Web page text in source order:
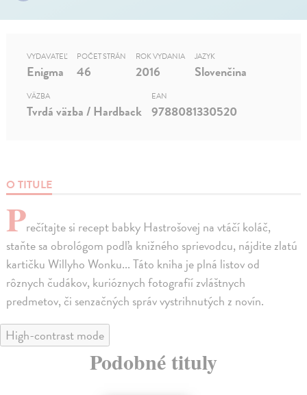
O TITULE
Prečítajte si recept babky Hastrošovej na vtáčí koláč,
staňte sa obrológom podľa knižného sprievodcu, nájdite zlatú
kartičku Willyho Wonku... Táto kniha je plná listov od
rôznych čudákov, kurióznych fotografií zvláštnych
predmetov, či senzačných správ vystrihnutých z novín.
VYDAVATEĽ
Enigma
POČET STRÁN
46
ROK VYDANIA
2016
JAZYK
Slovenčina
VÄZBA
Tvrdá väzba / Hardback
EAN
9788081330520
High-contrast mode
Podobné tituly